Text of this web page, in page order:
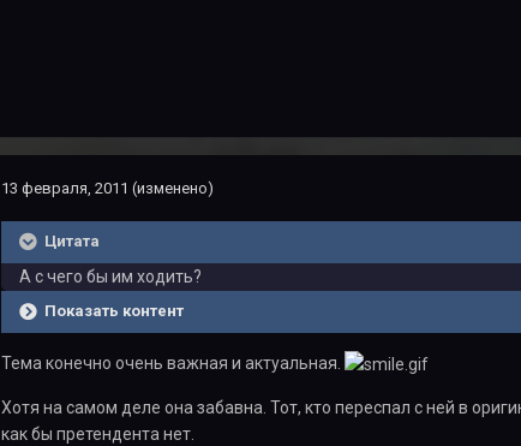
13 февраля, 2011 (изменено)
Цитата
А с чего бы им ходить?
Показать контент
Тема конечно очень важная и актуальная.
Хотя на самом деле она забавна. Тот, кто переспал с ней в
как бы претендента нет.